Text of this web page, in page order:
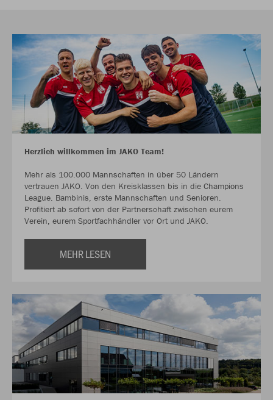
Herzlich willkommen im JAKO Team!
Mehr als 100.000 Mannschaften in über 50 Ländern
vertrauen JAKO. Von den Kreisklassen bis in die Champions
League. Bambinis, erste Mannschaften und Senioren.
Profitiert ab sofort von der Partnerschaft zwischen eurem
Verein, eurem Sportfachhändler vor Ort und JAKO.
MEHR LESEN